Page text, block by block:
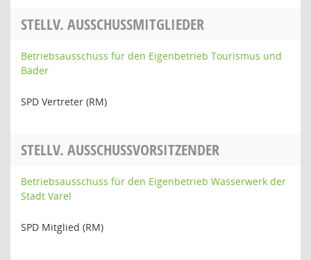
STELLV. AUSSCHUSSMITGLIEDER
Betriebsausschuss für den Eigenbetrieb Tourismus und
Bäder
SPD Vertreter (RM)
STELLV. AUSSCHUSSVORSITZENDER
Betriebsausschuss für den Eigenbetrieb Wasserwerk der
Stadt Varel
SPD Mitglied (RM)